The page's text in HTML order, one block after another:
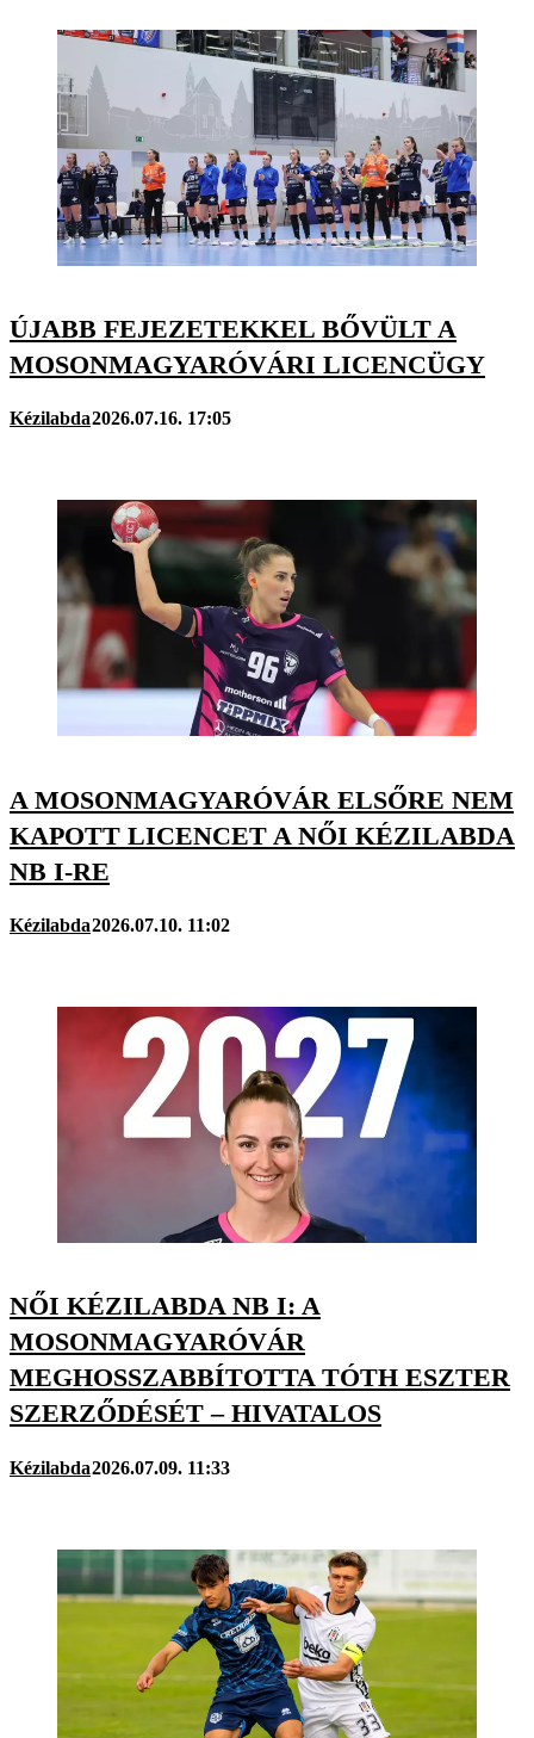
ÚJABB FEJEZETEKKEL BŐVÜLT A
MOSONMAGYARÓVÁRI LICENCÜGY
Kézilabda2026.07.16. 17:05
A MOSONMAGYARÓVÁR ELSŐRE NEM
KAPOTT LICENCET A NŐI KÉZILABDA
NB I-RE
Kézilabda2026.07.10. 11:02
NŐI KÉZILABDA NB I: A
MOSONMAGYARÓVÁR
MEGHOSSZABBÍTOTTA TÓTH ESZTER
SZERZŐDÉSÉT – HIVATALOS
Kézilabda2026.07.09. 11:33